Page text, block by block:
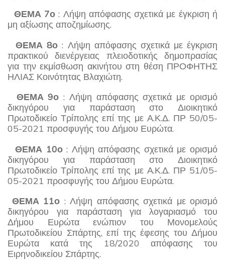
ΘΕΜΑ 7ο: Λήψη απόφασης σχετικά με έγκριση ή
μη αξίωσης αποζημίωσης.
ΘΕΜΑ 8ο : Λήψη απόφασης σχετικά με έγκριση
πρακτικού διενέργειας πλειοδοτικής δημοπρασίας
για την εκμίσθωση ακινήτου στη θέση ΠΡΟΦΗΤΗΣ
ΗΛΙΑΣ Κοινότητας Βλαχιώτη.
ΘΕΜΑ 9ο : Λήψη απόφασης σχετικά με ορισμό
δικηγόρου για παράσταση στο Διοικητικό
Πρωτοδικείο Τρίπολης επί της με Α.Κ.Δ. ΠΡ 50/05-
05-2021 προσφυγής του Δήμου Ευρώτα.
ΘΕΜΑ 10ο: Λήψη απόφασης σχετικά με ορισμό
δικηγόρου για παράσταση στο Διοικητικό
Πρωτοδικείο Τρίπολης επί της με Α.Κ.Δ. ΠΡ 51/05-
05-2021 προσφυγής του Δήμου Ευρώτα.
ΘΕΜΑ 11ο : Λήψη απόφασης σχετικά με ορισμό
δικηγόρου για παράσταση για λογαριασμό του
Δήμου Ευρώτα ενώπιον του Μονομελούς
Πρωτοδικείου Σπάρτης, επί της έφεσης του Δήμου
Ευρώτα κατά της 18/2020 απόφασης του
Ειρηνοδικείου Σπάρτης.